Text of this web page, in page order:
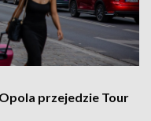
przejedzie Tour